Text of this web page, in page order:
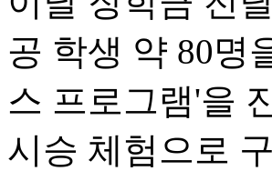
공 학생 약 80명
스 프로그램'을
시승 체험으로